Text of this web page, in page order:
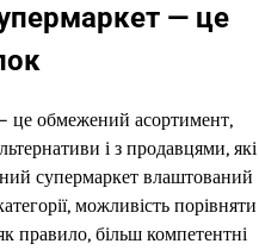
— це
це обмежений асортимент,
і з продавцями, які
супермаркет влаштований
можливість порівняти
правило, більш компетентні